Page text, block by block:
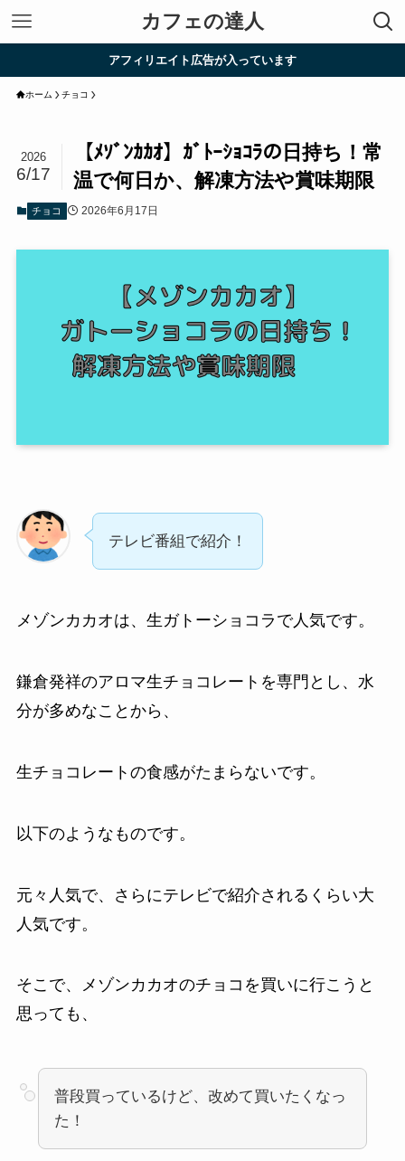
カフェの達人
アフィリエイト広告が入っています
ホーム チョコ
【ﾒｿﾞﾝｶｶｵ】ｶﾞﾄｰｼｮｺﾗの日持ち！常
温で何日か、解凍方法や賞味期限
2026
6/17
チョコ 2026年6月17日
テレビ番組で紹介！
メゾンカカオは、生ガトーショコラで人気です。
鎌倉発祥のアロマ生チョコレートを専門とし、水
分が多めなことから、
生チョコレートの食感がたまらないです。
以下のようなものです。
元々人気で、さらにテレビで紹介されるくらい大
人気です。
そこで、メゾンカカオのチョコを買いに行こうと
思っても、
普段買っているけど、改めて買いたくなっ
た！